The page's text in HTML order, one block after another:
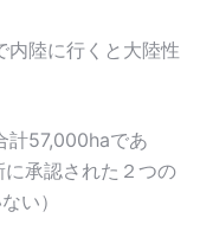
内陸に行くと大陸性
計57,000haであ
に承認された２つの
い）